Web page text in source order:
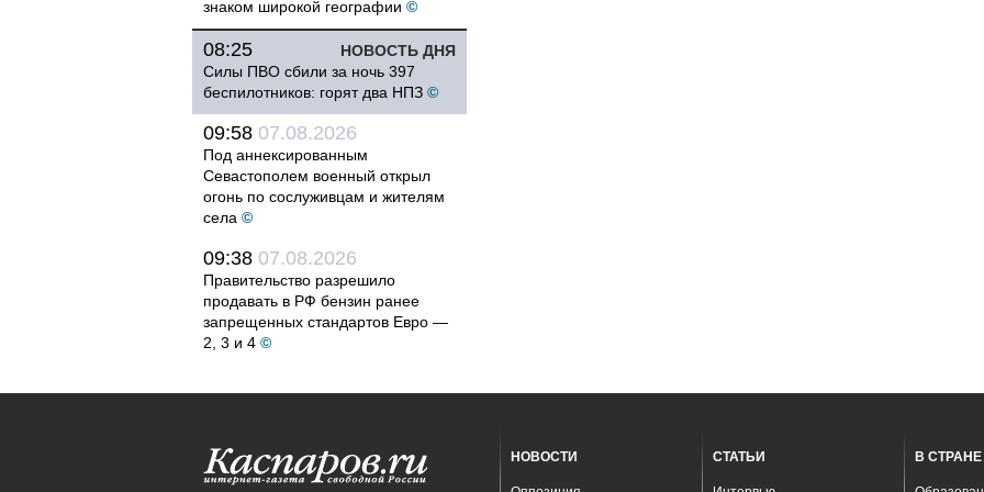
знаком широкой географии ©
НОВОСТЬ ДНЯ
08:25
Силы ПВО сбили за ночь 397
беспилотников: горят два НПЗ ©
09:58 07.08.2026
Под аннексированным
Севастополем военный открыл
огонь по сослуживцам и жителям
села ©
09:38 07.08.2026
Правительство разрешило
продавать в РФ бензин ранее
запрещенных стандартов Евро —
2, 3 и 4 ©
НОВОСТИ СТАТЬИ В СТРАНЕ